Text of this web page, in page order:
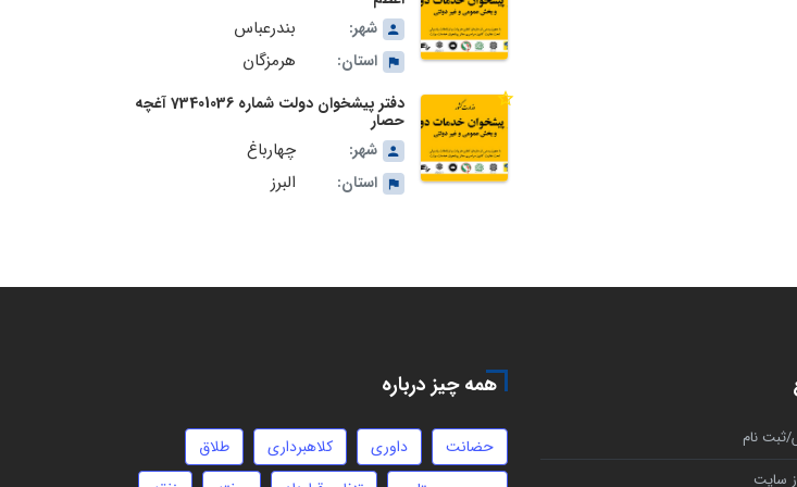
شهر:
بندرعباس
استان: هرمزگان
دفتر پیشخوان دولت شماره 73401036 آغچه
حصار
شهر:
چهارباغ
استان: البرز
ثبت نام
سایت
همه چیز درباره
حضانت داوری کلاهبرداری
طلاق